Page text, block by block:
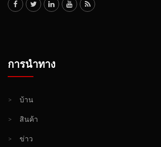
การนำทาง
> บ้าน
> สินค้า
> ข่าว